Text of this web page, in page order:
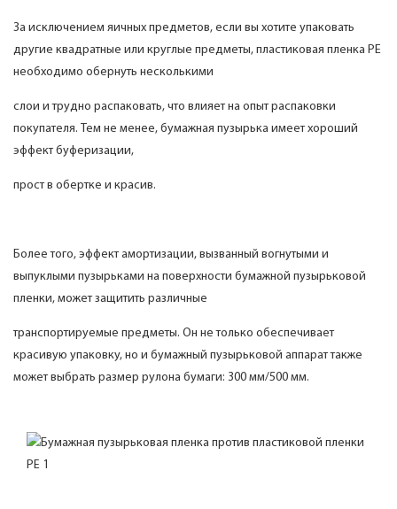
За исключением яичных предметов, если вы хотите упаковать
другие квадратные или круглые предметы, пластиковая пленка PE
необходимо обернуть несколькими
слои и трудно распаковать, что влияет на опыт распаковки
покупателя. Тем не менее, бумажная пузырька имеет хороший
эффект буферизации,
прост в обертке и красив.
Более того, эффект амортизации, вызванный вогнутыми и
выпуклыми пузырьками на поверхности бумажной пузырьковой
пленки, может защитить различные
транспортируемые предметы. Он не только обеспечивает
красивую упаковку, но и бумажный пузырьковой аппарат также
может выбрать размер рулона бумаги: 300 мм/500 мм.